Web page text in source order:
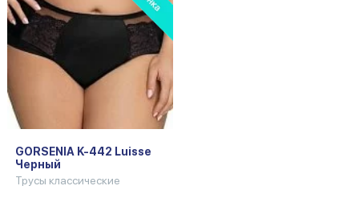
GORSENIA K-442 Luisse
Черный
Трусы классические